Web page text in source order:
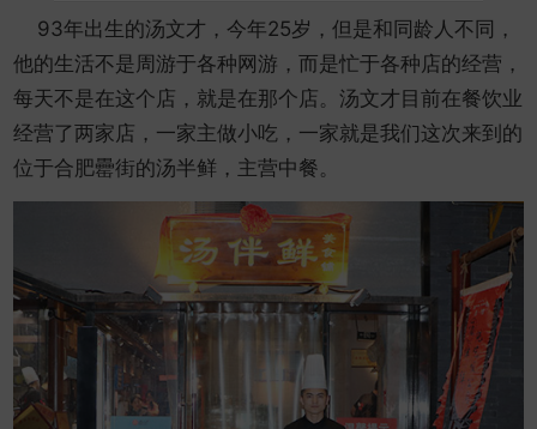
93年出生的汤文才，今年25岁，但是和同龄人不同，
他的生活不是周游于各种网游，而是忙于各种店的经营，
每天不是在这个店，就是在那个店。汤文才目前在餐饮业
经营了两家店，一家主做小吃，一家就是我们这次来到的
位于合肥罍街的汤半鲜，主营中餐。